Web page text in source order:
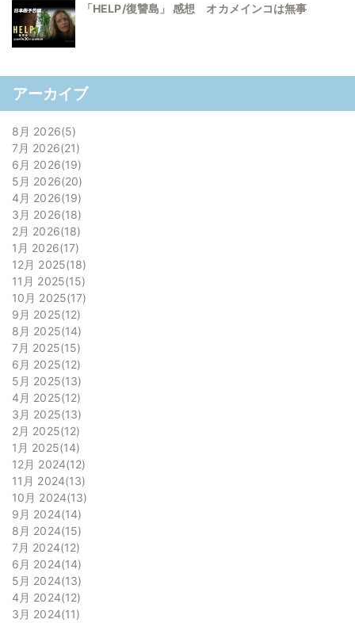
「HELP/復讐島」 感想 オカメインコは無事
アーカイブ
8月 2026 5
7月 2026 21
6月 2026 19
5月 2026 20
4月 2026 19
3月 2026 18
2月 2026 18
1月 2026 17
12月 2025 18
11月 2025 15
10月 2025 17
9月 2025 12
8月 2025 14
7月 2025 15
6月 2025 12
5月 2025 13
4月 2025 12
3月 2025 13
2月 2025 12
1月 2025 14
12月 2024 12
11月 2024 13
10月 2024 13
9月 2024 14
8月 2024 15
7月 2024 12
6月 2024 14
5月 2024 13
4月 2024 12
3月 2024 11